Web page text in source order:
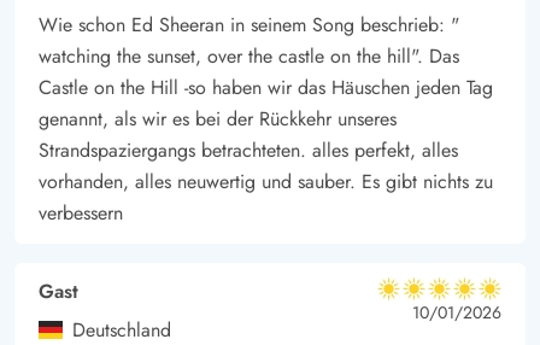
Vom Ferienhaus aus ist es ein schneller und einfacher
Spaziergang hinunter zum langen, weißen Sandstrand, der das
Markenzeichen von Houvig ist. Ihr seid nur 600 Meter von der
Nordsee entfernt, wo die blauen Wellen der Nordsee auf
euch warten.
Wie schon Ed Sheeran in seinem Song beschrieb: "
watching the sunset, over the castle on the hill". Das
Castle on the Hill -so haben wir das Häuschen jeden Tag
genannt, als wir es bei der Rückkehr unseres
Strandspaziergangs betrachteten. alles perfekt, alles
vorhanden, alles neuwertig und sauber. Es gibt nichts zu
verbessern
Gast
Deutschland
5 von 5
5 von 5
5 out of 5
10/01/2026